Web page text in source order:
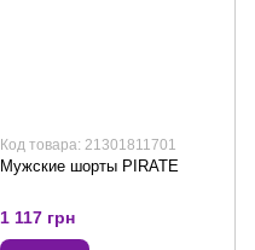
Код товара: 21301811701
Мужские шорты PIRATE
1 117 грн